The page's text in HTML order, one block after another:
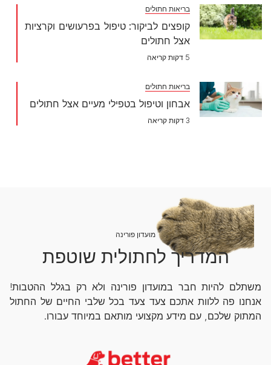
בריאות חתולים
קופצים לביקור: טיפול בפרעושים וקרציות
אצל חתולים
5 דקות קריאה
בריאות חתולים
אבחון וטיפול בטפילי מעיים אצל חתולים
3 דקות קריאה
מועדון פורינה
המדריך לחתולית שוטפת
משתלם להיות חבר במועדון פורינה ולא רק בגלל ההטבות!
אנחנו פה ללוות אתכם צעד צעד בכל שלבי החיים של החתול
המתוק שלכם, עם מידע מקצועי מותאם במיוחד עבורו.